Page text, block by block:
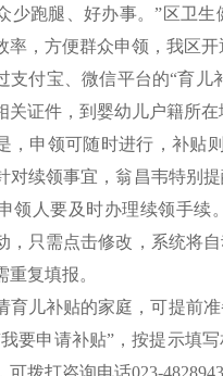
少跑腿、好办事。”区卫
率，方便群众申领，我区开
支付宝、微信平台的“育儿
关证件，到婴幼儿户籍所
，申领可随时进行，补贴
对续领事宜，翁昌韦特别
领人要及时办理续领手续
，只需点击修改，系统将
重复填报。
育儿补贴的家庭，可提前
要申请补贴”，按提示填
可拨打咨询电话023-